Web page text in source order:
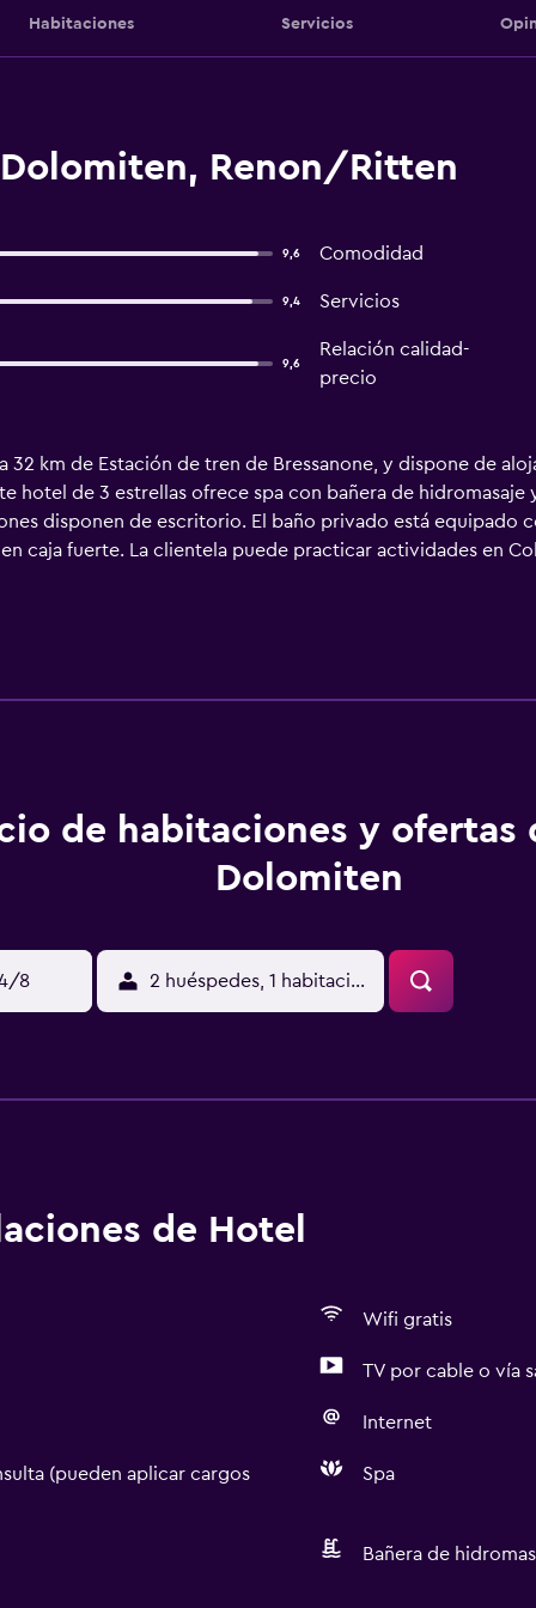
Habitaciones Servicios
Renon/Ritten
9,6 Comodidad
9,4 Servicios
9,6
Relación calidad-
precio
32 km de Estación de tren de Bressanone, y dispone de
hotel de 3 estrellas ofrece spa con bañera de
disponen de escritorio. El baño privado está equipado
caja fuerte. La clientela puede practicar actividades en
y Museo de la Farmacia está a 33 km. El
de habitaciones y ofertas
Dolomiten
8 2 huéspedes, 1 habitación
de Hotel
Wifi gratis
TV por cable o vía
Internet
(pueden aplicar cargos
Spa
Bañera de